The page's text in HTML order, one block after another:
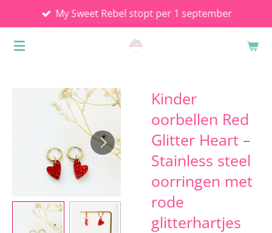
direct
naar
My Sweet Rebel stopt per 1 september
Kinder
oorbellen Red
Glitter Heart –
Stainless steel
oorringen met
rode
glitterhartjes